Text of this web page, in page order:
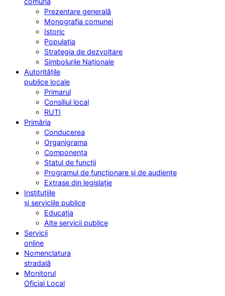
Prezentare generală
Monografia comunei
Istoric
Populația
Strategia de dezvoltare
Simbolurile Naționale
Autoritățile
publice locale
Primarul
Consiliul local
RUTI
Primăria
Conducerea
Organigrama
Componența
Statul de funcții
Programul de funcționare și de audiențe
Extrase din legislație
Instituțiile
și serviciile publice
Educația
Alte servicii publice
Servicii
online
Nomenclatura
stradală
Monitorul
Oficial Local